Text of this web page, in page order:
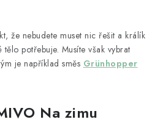
že nebudete muset nic řešit a králík
potřebuje. Musíte však vybrat
je například směs Grünhopper
Na zimu